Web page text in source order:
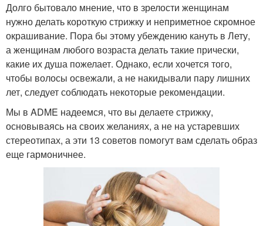
Долго бытовало мнение, что в зрелости женщинам
нужно делать короткую стрижку и неприметное скромное
окрашивание. Пора бы этому убеждению кануть в Лету,
а женщинам любого возраста делать такие прически,
какие их душа пожелает. Однако, если хочется того,
чтобы волосы освежали, а не накидывали пару лишних
лет, следует соблюдать некоторые рекомендации.
Мы в ADME надеемся, что вы делаете стрижку,
основываясь на своих желаниях, а не на устаревших
стереотипах, а эти 13 советов помогут вам сделать образ
еще гармоничнее.